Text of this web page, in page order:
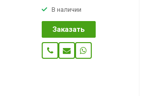
В наличии
Заказать